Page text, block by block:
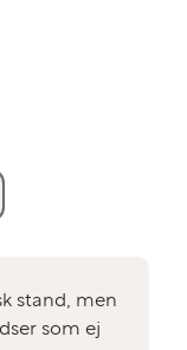
stand, men
som ej